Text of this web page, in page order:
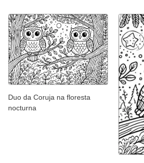
Duo da Coruja na floresta
nocturna